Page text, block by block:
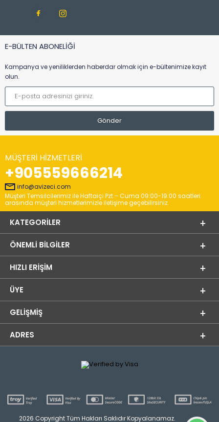
E-BÜLTEN ABONELİĞİ
Kampanya ve yeniliklerden haberdar olmak için e-bültenimize kayıt
olun.
MÜŞTERI HIZMETLERI
+905559666214
info@avizeci.com
Müşteri Temsilcilerimiz ile Haftaiçi Pzt – Cuma 09:00-19:00 saatleri
arasında müşteri hizmetlerimizle iletişime geçebilirsiniz.
KATEGORILER
ÖNEMLI BILGILER
HIZLI ERIŞIM
ÜYE
GELIŞMIŞ
ADRES
2026 Copyright Tüm Hakları Saklıdır Kopyalanamaz.